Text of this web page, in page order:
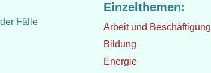
Fälle
Einzelthemen:
Arbeit und Beschäftigung
Bildung
Energie